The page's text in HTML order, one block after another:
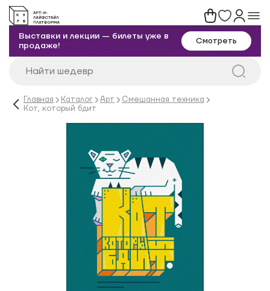
Выставки и лекции — билеты уже в
продаже!
Смотреть
Главная Каталог Арт
Смешанная техника
Кот, который бдит